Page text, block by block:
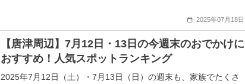
2025年07月18日
【唐津周辺】7月12日・13日の今週末のおでかけに
おすすめ！人気スポットランキング
2025年7月12日（土）・7月13日（日）の週末も、家族でたくさ